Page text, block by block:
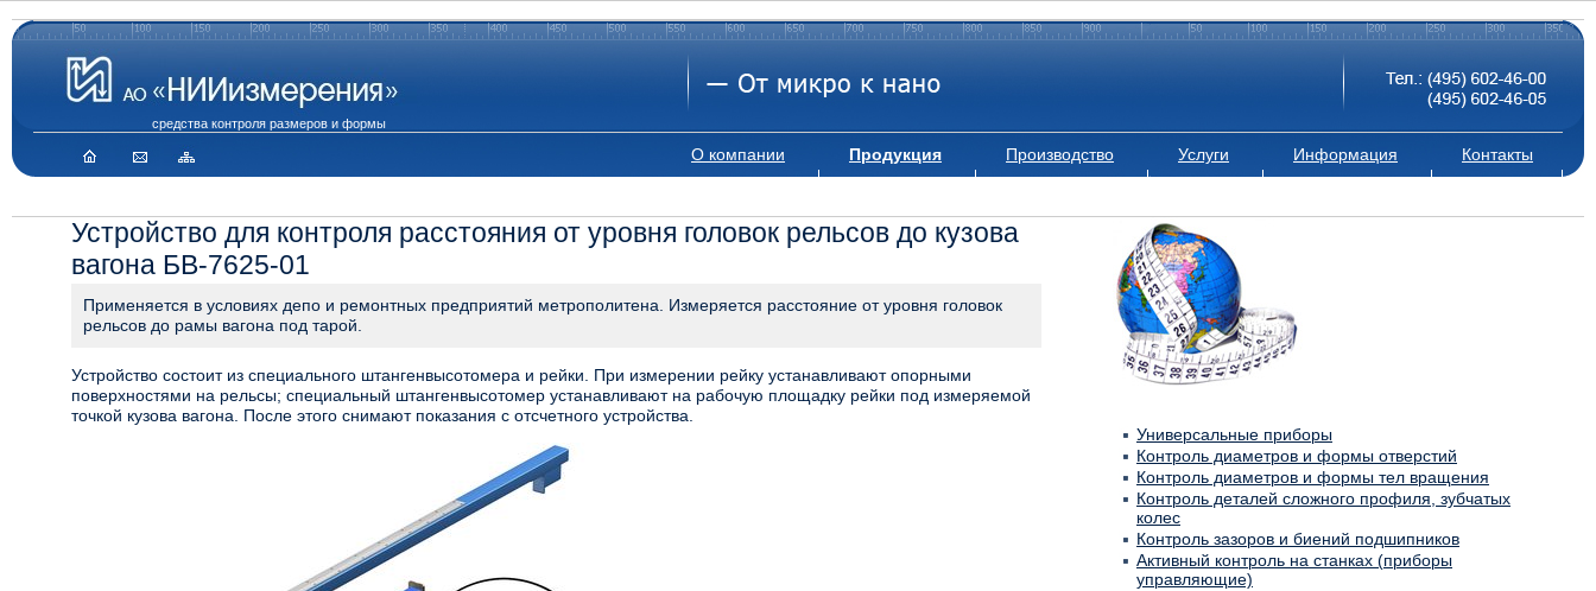
средства контроля размеров и формы
О компании Продукция Производство Услуги Информация Контакты
Устройство для контроля расстояния от уровня головок рельсов до кузова
вагона БВ-7625-01
Применяется в условиях депо и ремонтных предприятий метрополитена. Измеряется расстояние от уровня головок
рельсов до рамы вагона под тарой.
Устройство состоит из специального штангенвысотомера и рейки. При измерении рейку устанавливают опорными
поверхностями на рельсы; специальный штангенвысотомер устанавливают на рабочую площадку рейки под измеряемой
точкой кузова вагона. После этого снимают показания с отсчетного устройства.
Универсальные приборы
Контроль диаметров и формы отверстий
Контроль диаметров и формы тел вращения
Контроль деталей сложного профиля, зубчатых
колес
Контроль зазоров и биений подшипников
Активный контроль на станках (приборы
управляющие)